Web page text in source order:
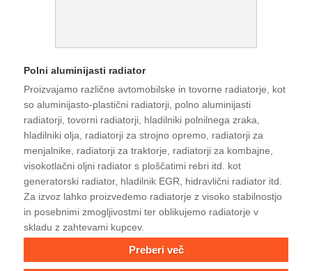
Polni aluminijasti radiator
Proizvajamo različne avtomobilske in tovorne radiatorje, kot
so aluminijasto-plastični radiatorji, polno aluminijasti
radiatorji, tovorni radiatorji, hladilniki polnilnega zraka,
hladilniki olja, radiatorji za strojno opremo, radiatorji za
menjalnike, radiatorji za traktorje, radiatorji za kombajne,
visokotlačni oljni radiator s ploščatimi rebri itd. kot
generatorski radiator, hladilnik EGR, hidravlični radiator itd.
Za izvoz lahko proizvedemo radiatorje z visoko stabilnostjo
in posebnimi zmogljivostmi ter oblikujemo radiatorje v
skladu z zahtevami kupcev.
Preberi več